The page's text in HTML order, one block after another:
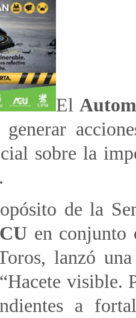
El
generar
sobre la
de la
en
lanzó
visible.
a